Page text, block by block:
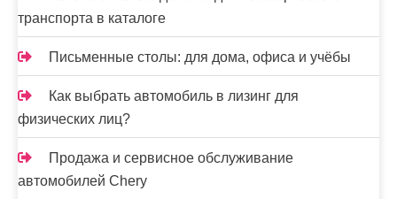
транспорта в каталоге
Письменные столы: для дома, офиса и учёбы
Как выбрать автомобиль в лизинг для
физических лиц?
Продажа и сервисное обслуживание
автомобилей Chery